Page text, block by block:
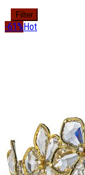
Filter
-61% Hot